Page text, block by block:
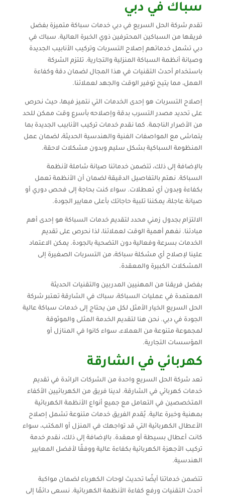
سباك في دبي
تقدم شركة الحل السريع في دبي خدمات سباكة متميزة بفضل
فريقها من السباكين المحترفين ذوي الخبرة العالية. سباك في
دبي تشمل خدماتهم إصلاح التسربات وتركيب الأنابيب الجديدة
وصيانة أنظمة السباكة المنزلية والتجارية. تلتزم الشركة
باستخدام أحدث التقنيات في هذا المجال لضمان دقة وكفاءة
العمل، مما يتيح توفير الوقت والجهد لعملائنا.
إصلاح التسربات هو إحدى الخدمات التي نتميز فيها، حيث نحرص
على تحديد مصدر التسرب بدقة وإصلاحه بأسرع وقت ممكن للحد
من الأضرار الناجمة. كما نقدم خدمات تركيب الأنابيب الجديدة بما
يتماشى مع المواصفات الفنية والهندسية الحديثة، لضمان عمل
المنظومة السباكية بشكل سليم وبدون مشكلات لاحقة.
بالإضافة إلى ذلك، تتضمن خدماتنا صيانة شاملة لأنظمة
السباكة. نهتم بالتفاصيل الدقيقة لضمان أن الأنظمة تعمل
بكفاءة وبدون أي تعطلات. سواء كنت بحاجة إلى فحص دوري أو
صيانة عاجلة، يمكننا تلبية حاجاتك بأعلى معايير الجودة.
الالتزام بجدول زمني محدد لتقديم خدمات السباكة هو إحدى أهم
مبادئنا. نفهم أهمية الوقت لعملائنا، لذا نحرص على تقديم
الخدمات بسرعة وفعالية دون التضحية بالجودة. يمكن الاعتماد
علينا لإصلاح أي مشكلة سباكة، من التسربات الصغيرة إلى
المشكلات الكبيرة والمعقدة.
بفضل فريقنا من المهنيين المدربين والتقنيات الحديثة
المعتمدة في عمليات السباكة، سباك في الشارقة تعتبر شركة
الحل السريع الخيار الأمثل لكل من يحتاج إلى خدمات سباكة عالية
الجودة في دبي. نحن هنا لتقديم الخدمة المثلى والموثوقة
لمجموعة متنوعة من العملاء، سواء كانوا في المنازل أو
المؤسسات التجارية.
كهربائي في الشارقة
تعد شركة الحل السريع واحدة من الشركات الرائدة في تقديم
خدمات كهربائي في الشارقة. لدينا فريق من الكهربائيين الأكفاء
المتخصصين في التعامل مع جميع أنواع الأنظمة الكهربائية
بمهنية وخبرة عالية. يُقدم الفريق خدمات متنوعة تشمل إصلاح
الأعطال الكهربائية التي قد تواجهك في المنزل أو المكتب، سواء
كانت أعطال بسيطة أو معقدة. بالإضافة إلى ذلك، نقدم خدمة
تركيب الأجهزة الكهربائية بكفاءة عالية ووفقًا لأفضل المعايير
الهندسية.
تتضمن خدماتنا أيضًا تحديث لوحات الكهرباء لضمان مواكبة
أحدث التقنيات ورفع كفاءة الأنظمة الكهربائية. نسعى دائمًا إلى